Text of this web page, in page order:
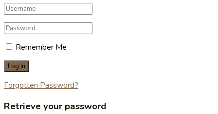
Remember Me
Forgotten Password?
Retrieve your password